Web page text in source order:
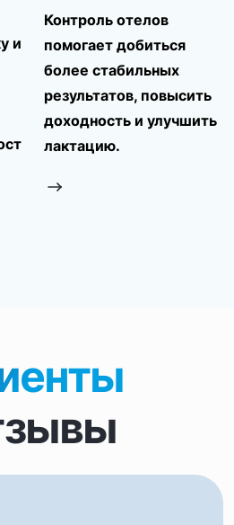
и
Контроль отелов
помогает добиться
более стабильных
результатов, повысить
доходность и улучшить
лактацию.